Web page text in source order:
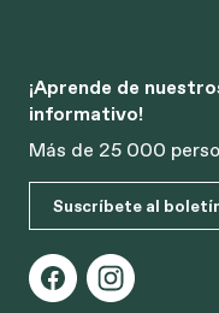
¡Aprende de
informativo!
Más de 25 000
Suscríbete al